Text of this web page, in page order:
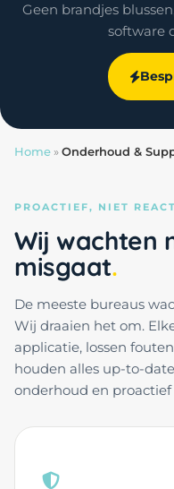
Geen brandjes
software
Home »Onderhoud &
PROACTIEF, NIET
Wij wachten
misgaat
De meeste bureaus
Wij draaien het om.
applicatie, lossen
houden alles up-to-
onderhoud en proactief